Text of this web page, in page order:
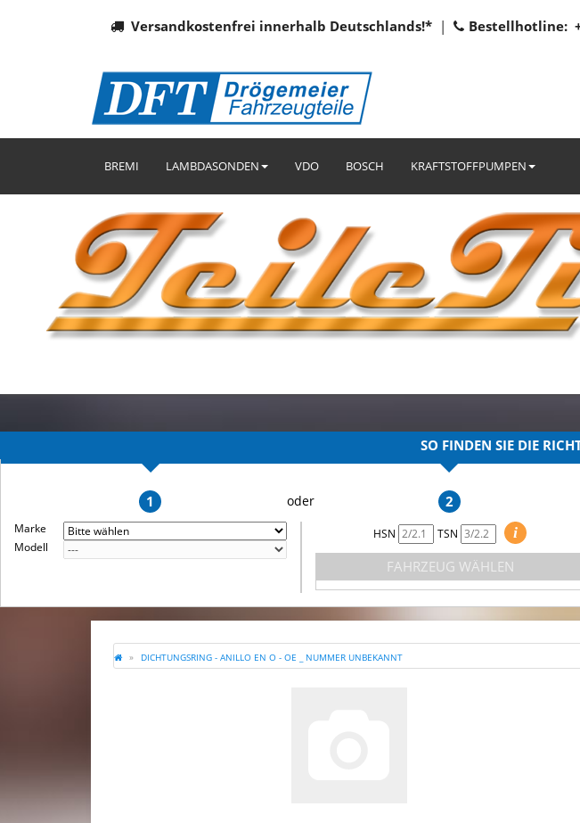
Versandkostenfrei innerhalb Deutschlands!* | Bestellhotline:
BREMI LAMBDASONDEN VDO BOSCH KRAFTSTOFFPUMPEN
SO FINDEN SIE DIE
1
Marke
Modell
2
HSN TSN
i
FAHRZEUG WÄHLEN
DICHTUNGSRING - ANILLO EN O - OE _ NUMMER UNBEKANNT